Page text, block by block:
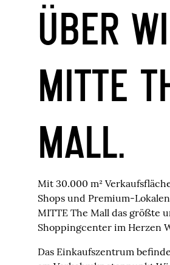
ÜBER
MITTE
MALL.
Mit 30.000 m²
Shops und Premium-
MITTE The Mall das größte
Shoppingcenter im Herzen
Das Einkaufszentrum